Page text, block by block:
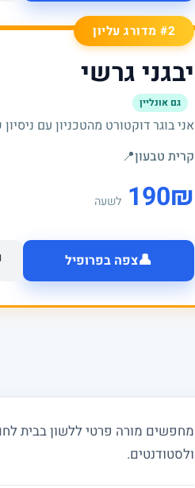
#2 מדורג עליון
יבגני גרשי
גם אונליין
אני בוגר דוקטורט מהטכניון עם ניסיון של מעל 20
קרית טבעון📍
₪
190 לשעה
👤צפה בפרופיל
מחפשים מורה פרטי ללשון בבית לחם
ולסטודנטים.